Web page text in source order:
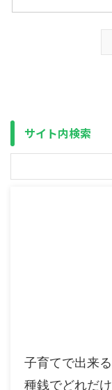
なアメリカ経済によって
速しているように思い
場に感情を左右されて精
れるくらいなら投資な
ってますます加速する未
て、老後 ...
サイト内検索
子育てで出来
種銭でどれだ